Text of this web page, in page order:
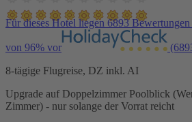
Für dieses Hotel liegen 6893
von 96% vor
8-tägige Flugreise, DZ inkl. AI
Upgrade auf Doppelzimmer Poolblick
Zimmer) - nur solange der Vorrat reicht